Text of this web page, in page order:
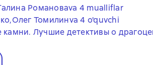
Романоваva 4 mualliflar
Олег Томилинva 4 o'quvchi
Лучшие детективы о